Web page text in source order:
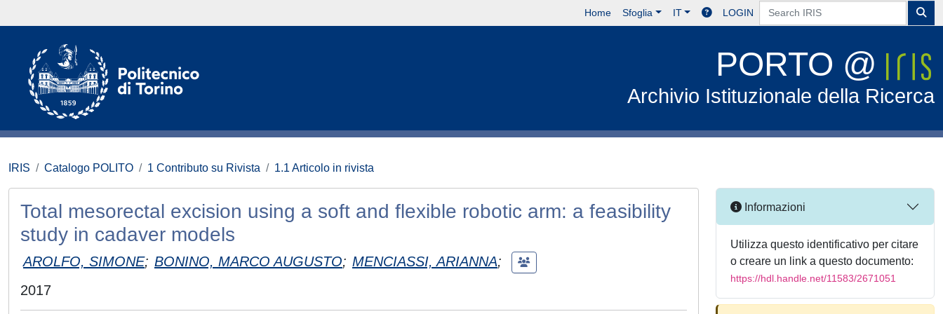
Home Sfoglia IT LOGIN
PORTO @
Archivio Istituzionale della Ricerca
IRIS Catalogo POLITO 1 Contributo su Rivista 1.1 Articolo in rivista
Total mesorectal excision using a soft and flexible robotic arm: a feasibility
study in cadaver models
AROLFO, SIMONE; BONINO, MARCO AUGUSTO; MENCIASSI, ARIANNA;
2017
Informazioni
Utilizza questo identificativo per citare
o creare un link a questo documento:
https://hdl.handle.net/11583/2671051